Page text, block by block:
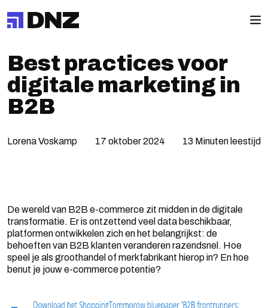
Best practices voor
digitale marketing in
B2B
Lorena Voskamp 17 oktober 2024 13 Minuten leestijd
De wereld van B2B e-commerce zit midden in de digitale
transformatie. Er is ontzettend veel data beschikbaar,
platformen ontwikkelen zich en het belangrijkst: de
behoeften van B2B klanten veranderen razendsnel. Hoe
speel je als groothandel of merkfabrikant hierop in? En hoe
benut je jouw e-commerce potentie?